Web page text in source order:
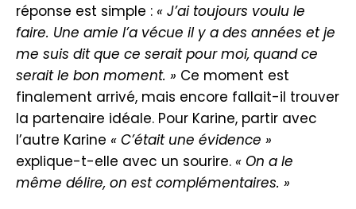
réponse est simple : « J’ai toujours voulu le
faire. Une amie l’a vécue il y a des années et je
me suis dit que ce serait pour moi, quand ce
serait le bon moment. » Ce moment est
finalement arrivé, mais encore fallait-il trouver
la partenaire idéale. Pour Karine, partir avec
l’autre Karine « C’était une évidence »
explique-t-elle avec un sourire. « On a le
même délire, on est complémentaires. »